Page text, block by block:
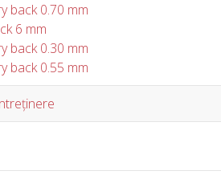
back 0.70 mm
6 mm
back 0.30 mm
back 0.55 mm